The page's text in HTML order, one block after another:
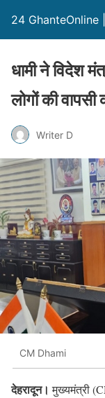
24 GhanteOnline
धामी ने विदेश
लोगों की
Writer D
CM Dhami
देहरादून। मुख्यमंत्री